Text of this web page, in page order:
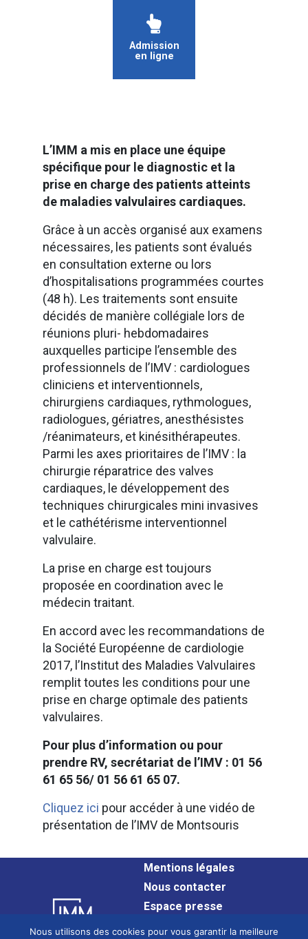
Admission
en ligne
L’IMM a mis en place une équipe
spécifique pour le diagnostic et la
prise en charge des patients atteints
de maladies valvulaires cardiaques.
Grâce à un accès organisé aux examens
nécessaires, les patients sont évalués
en consultation externe ou lors
d’hospitalisations programmées courtes
(48 h). Les traitements sont ensuite
décidés de manière collégiale lors de
réunions pluri- hebdomadaires
auxquelles participe l’ensemble des
professionnels de l’IMV : cardiologues
cliniciens et interventionnels,
chirurgiens cardiaques, rythmologues,
radiologues, gériatres, anesthésistes
/réanimateurs, et kinésithérapeutes.
Parmi les axes prioritaires de l’IMV : la
chirurgie réparatrice des valves
cardiaques, le développement des
techniques chirurgicales mini invasives
et le cathétérisme interventionnel
valvulaire.
La prise en charge est toujours
proposée en coordination avec le
médecin traitant.
En accord avec les recommandations de
la Société Européenne de cardiologie
2017, l’Institut des Maladies Valvulaires
remplit toutes les conditions pour une
prise en charge optimale des patients
valvulaires.
Pour plus d’information ou pour
prendre RV, secrétariat de l’IMV : 01 56
61 65 56/ 01 56 61 65 07.
Cliquez ici pour accéder à une vidéo de
présentation de l’IMV de Montsouris
Mentions légales
Nous contacter
Espace presse
Nous utilisons des cookies pour vous garantir la meilleure